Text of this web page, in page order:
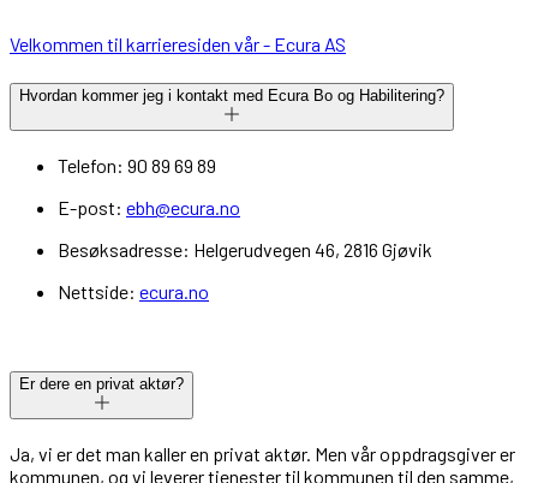
Velkommen til karrieresiden vår - Ecura AS
Hvordan kommer jeg i kontakt med Ecura Bo og Habilitering?
Telefon: 90 89 69 89
E-post: ebh@ecura.no
Besøksadresse: Helgerudvegen 46, 2816 Gjøvik
Nettside: ecura.no
Er dere en privat aktør?
Ja, vi er det man kaller en privat aktør. Men vår oppdragsgiver er
kommunen, og vi leverer tjenester til kommunen til den samme,